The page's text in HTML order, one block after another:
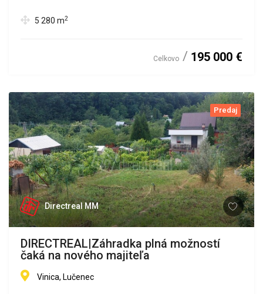
5 280 m2
Celkovo 195 000 €
Predaj
Directreal MM
DIRECTREAL|Záhradka plná možností
čaká na nového majiteľa
Vinica, Lučenec